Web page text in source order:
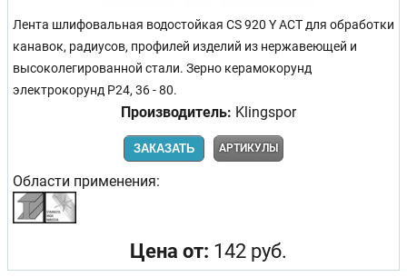
Лента шлифовальная водостойкая CS 920 Y ACT для обработки
канавок, радиусов, профилей изделий из нержавеющей и
высоколегированной стали. Зерно керамокорунд
электрокорунд Р24, 36 - 80.
Производитель: Klingspor
ЗАКАЗАТЬ АРТИКУЛЫ
Области применения:
Цена от: 142 руб.